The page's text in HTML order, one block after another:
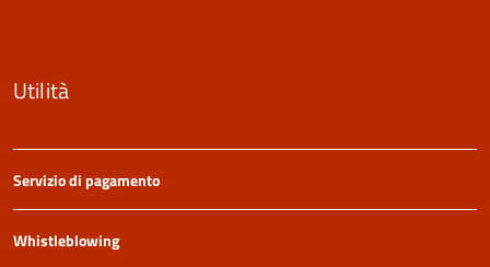
Utilità
Servizio di pagamento
Whistleblowing